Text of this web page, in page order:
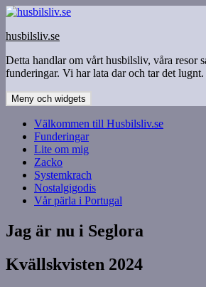
Hoppa
innehåll
husbilsliv.se
Detta handlar om vårt husbilsliv, våra resor
funderingar. Vi har lata dar och tar det lugnt.
Meny och widgets
Välkommen till Husbilsliv.se
Funderingar
Lite om mig
Zacko
Systemkrach
Nostalgigodis
Vår pärla i Portugal
Jag är nu i Seglora
Kvällskvisten 2024